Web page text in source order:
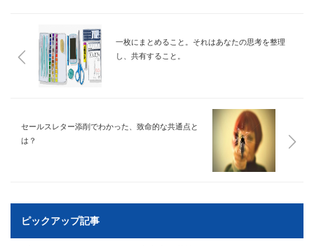
一枚にまとめること。それはあなたの思考を整理
し、共有すること。
セールスレター添削でわかった、致命的な共通点と
は？
ピックアップ記事